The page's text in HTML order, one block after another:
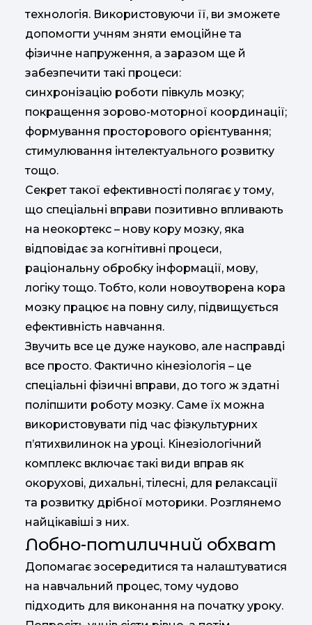
технологія. Використовуючи її, ви зможете
допомогти учням зняти емоційне та
фізичне напруження, а заразом ще й
забезпечити такі процеси:
синхронізацію роботи півкуль мозку;
покращення зорово-моторної координації;
формування просторового орієнтування;
стимулювання інтелектуального розвитку
тощо.
Секрет такої ефективності полягає у тому,
що спеціальні вправи позитивно впливають
на неокортекс – нову кору мозку, яка
відповідає за когнітивні процеси,
раціональну обробку інформації, мову,
логіку тощо. Тобто, коли новоутворена кора
мозку працює на повну силу, підвищується
ефективність навчання.
Звучить все це дуже науково, але насправді
все просто. Фактично кінезіологія – це
спеціальні фізичні вправи, до того ж здатні
поліпшити роботу мозку. Саме їх можна
використовувати під час фізкультурних
п’ятихвилинок на уроці. Кінезіологічний
комплекс включає такі види вправ як
окорухові, дихальні, тілесні, для релаксації
та розвитку дрібної моторики. Розглянемо
найцікавіші з них.
Лобно-потиличний обхват
Допомагає зосередитися та налаштуватися
на навчальний процес, тому чудово
підходить для виконання на початку уроку.